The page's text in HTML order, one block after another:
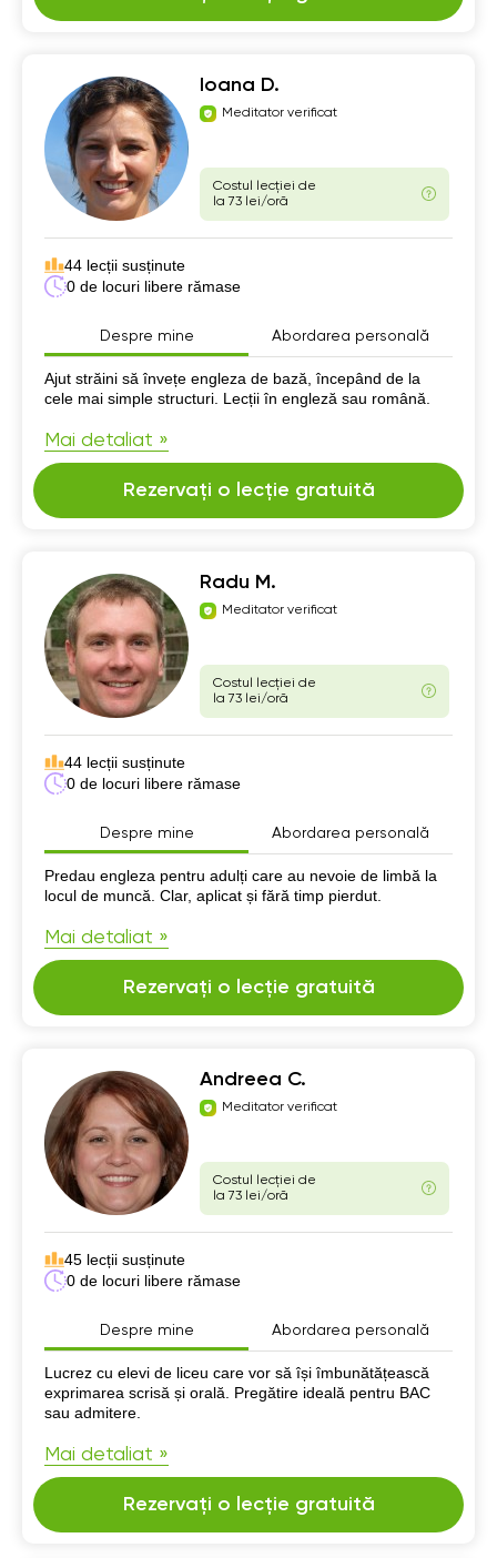
Ioana D.
Meditator verificat
Costul lecției de
la 73 lei/oră
44 lecții susținute
0 de locuri libere rămase
Despre mine Abordarea personală
Despre mine
Ajut străini să învețe engleza de bază, începând de la
cele mai simple structuri. Lecții în engleză sau română.
Mai detaliat »
Rezervați o lecție gratuită
Radu M.
Meditator verificat
Costul lecției de
la 73 lei/oră
44 lecții susținute
0 de locuri libere rămase
Despre mine Abordarea personală
Despre mine
Predau engleza pentru adulți care au nevoie de limbă la
locul de muncă. Clar, aplicat și fără timp pierdut.
Mai detaliat »
Rezervați o lecție gratuită
Andreea C.
Meditator verificat
Costul lecției de
la 73 lei/oră
45 lecții susținute
0 de locuri libere rămase
Despre mine Abordarea personală
Despre mine
Lucrez cu elevi de liceu care vor să își îmbunătățească
exprimarea scrisă și orală. Pregătire ideală pentru BAC
sau admitere.
Mai detaliat »
Rezervați o lecție gratuită